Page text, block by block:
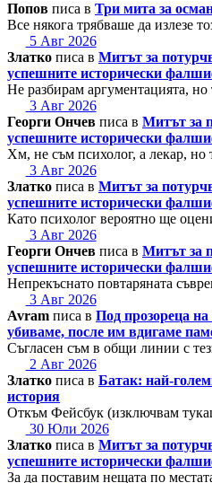
Попов писа в Три мита за
Все някога трябваше да излезе
5 Авг 2026
Златко писа в Митът за
успешните исторически
Не разбирам аргументацията, но
3 Авг 2026
Георги Ончев писа в Митът за
успешните исторически
Хм, не съм психолог, а лекар, но
3 Авг 2026
Златко писа в Митът за
успешните исторически
Като психолог вероятно ще
3 Авг 2026
Георги Ончев писа в Митът за
успешните исторически
Непрекъснато повтаряната
3 Авг 2026
Avram писа в Под прозореца
убиваме, после им вдигаме
Съгласен съм в общи линии с
2 Авг 2026
Златко писа в Батак: най-
история
Откъм Фейсбук (изключвам
30 Юли 2026
Златко писа в Митът за
успешните исторически
За да поставим нещата по